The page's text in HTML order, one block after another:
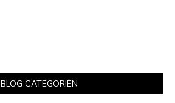
BLOG CATEGORIËN